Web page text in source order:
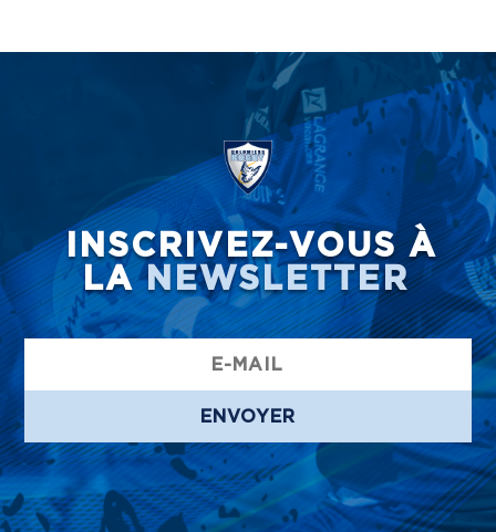
INSCRIVEZ-VOUS À
LA NEWSLETTER
ENVOYER